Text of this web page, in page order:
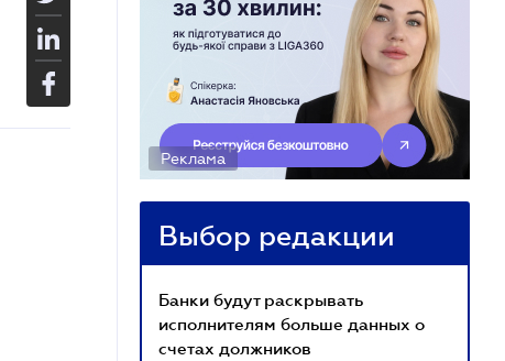
Реклама
Выбор редакции
Банки будут раскрывать
исполнителям больше данных о
счетах должников